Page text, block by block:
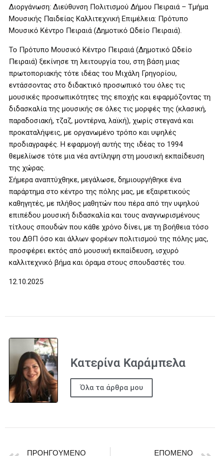
Διοργάνωση: Διεύθυνση Πολιτισμού Δήμου Πειραιά – Τμήμα
Μουσικής Παιδείας Καλλιτεχνική Επιμέλεια: Πρότυπο
Μουσικό Κέντρο Πειραιά (Δημοτικό Ωδείο Πειραιά).
Το Πρότυπο Μουσικό Κέντρο Πειραιά (Δημοτικό Ωδείο
Πειραιά) ξεκίνησε τη λειτουργία του, στη βάση μιας
πρωτοποριακής τότε ιδέας του Μιχάλη Γρηγορίου,
εντάσσοντας στο διδακτικό προσωπικό του όλες τις
μουσικές προσωπικότητες της εποχής και εφαρμόζοντας τη
διδασκαλία της μουσικής σε όλες τις μορφές της (κλασική,
παραδοσιακή, τζαζ, μοντέρνα, λαϊκή), χωρίς στεγανά και
προκαταλήψεις, με οργανωμένο τρόπο και υψηλές
προδιαγραφές. Η εφαρμογή αυτής της ιδέας το 1994
θεμελίωσε τότε μια νέα αντίληψη στη μουσική εκπαίδευση
της χώρας.
Σήμερα αναπτύχθηκε, μεγάλωσε, δημιουργήθηκε ένα
παράρτημα στο κέντρο της πόλης μας, με εξαιρετικούς
καθηγητές, με πλήθος μαθητών που πέρα από την υψηλού
επιπέδου μουσική διδασκαλία και τους αναγνωρισμένους
τίτλους σπουδών που κάθε χρόνο δίνει, με τη βοήθεια τόσο
του ΔΘΠ όσο και άλλων φορέων πολιτισμού της πόλης μας,
προσφέρει εκτός από μουσική εκπαίδευση, ισχυρό
καλλιτεχνικό βήμα και όραμα στους σπουδαστές του.
12.10.2025
Κατερίνα Καράμπελα
Όλα τα άρθρα μου
ΠΡΟΗΓΟΎΜΕΝΟ
ΕΠΌΜΕΝΟ